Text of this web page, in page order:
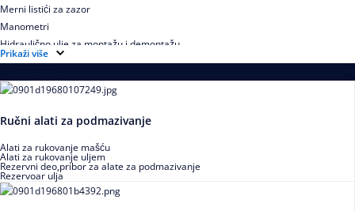
Merni listići za zazor
Manometri
Hidraulično ulje za montažu i demontažu
Prikaži više
Ručni alati za podmazivanje
Alati za rukovanje mašću
Alati za rukovanje uljem
Rezervni deo,pribor za alate za podmazivanje
Rezervoar ulja